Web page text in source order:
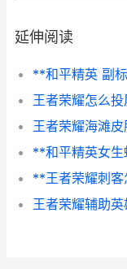
延伸阅读
王者荣耀怎么
王者荣耀辅助